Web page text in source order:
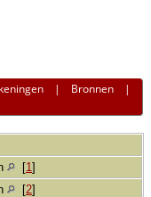
| Bronnen |
[1 ]
[2]